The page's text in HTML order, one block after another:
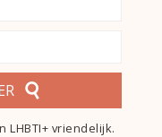
LHBTI+ vriendelijk.